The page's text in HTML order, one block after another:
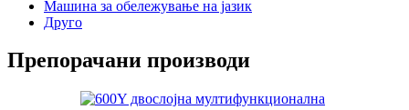
Машина за обележување на јазик
Друго
Препорачани производи